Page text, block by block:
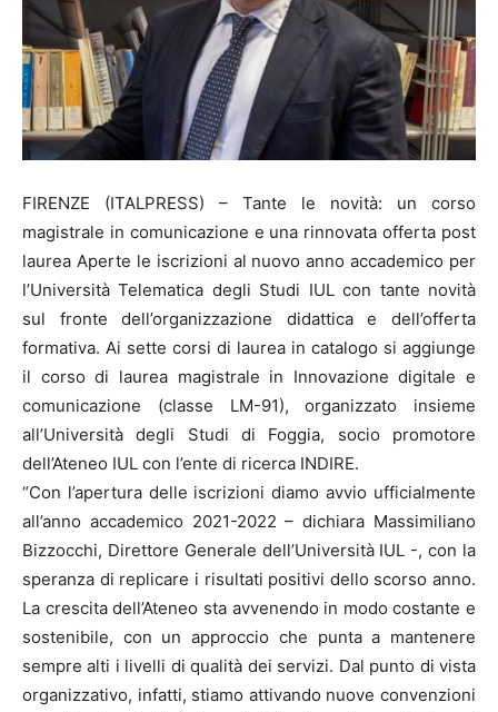
FIRENZE (ITALPRESS) – Tante le novità: un corso
magistrale in comunicazione e una rinnovata offerta post
laurea Aperte le iscrizioni al nuovo anno accademico per
l’Università Telematica degli Studi IUL con tante novità
sul fronte dell’organizzazione didattica e dell’offerta
formativa. Ai sette corsi di laurea in catalogo si aggiunge
il corso di laurea magistrale in Innovazione digitale e
comunicazione (classe LM-91), organizzato insieme
all’Università degli Studi di Foggia, socio promotore
dell’Ateneo IUL con l’ente di ricerca INDIRE.
“Con l’apertura delle iscrizioni diamo avvio ufficialmente
all’anno accademico 2021-2022 – dichiara Massimiliano
Bizzocchi, Direttore Generale dell’Università IUL -, con la
speranza di replicare i risultati positivi dello scorso anno.
La crescita dell’Ateneo sta avvenendo in modo costante e
sostenibile, con un approccio che punta a mantenere
sempre alti i livelli di qualità dei servizi. Dal punto di vista
organizzativo, infatti, stiamo attivando nuove convenzioni